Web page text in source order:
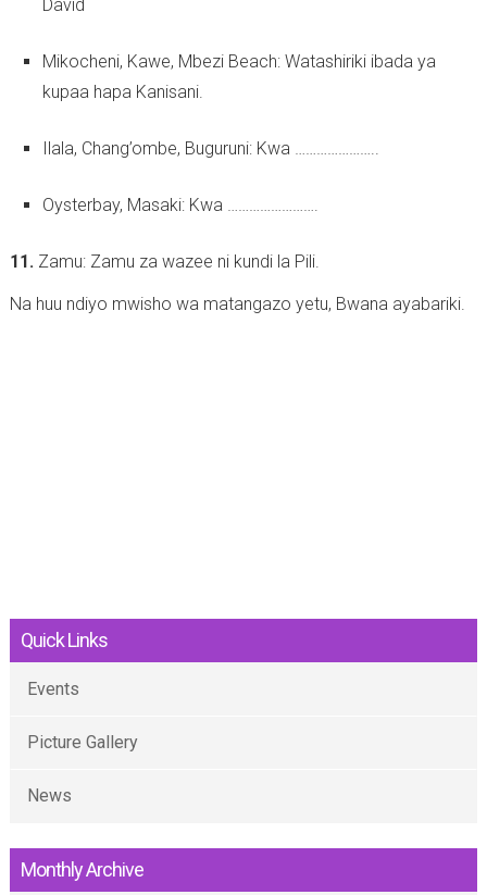
David
Mikocheni, Kawe, Mbezi Beach: Watashiriki ibada ya
kupaa hapa Kanisani.
Ilala, Chang’ombe, Buguruni: Kwa …………………..
Oysterbay, Masaki: Kwa …………………….
11. Zamu: Zamu za wazee ni kundi la Pili.
Na huu ndiyo mwisho wa matangazo yetu, Bwana ayabariki.
Quick Links
Events
Picture Gallery
News
Monthly Archive